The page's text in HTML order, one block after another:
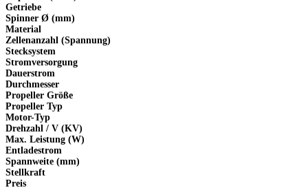
Getriebe
Spinner Ø (mm)
Material
Zellenanzahl (Spannung)
Stecksystem
Stromversorgung
Dauerstrom
Durchmesser
Propeller Größe
Propeller Typ
Motor-Typ
Drehzahl / V (KV)
Max. Leistung (W)
Entladestrom
Spannweite (mm)
Stellkraft
Preis